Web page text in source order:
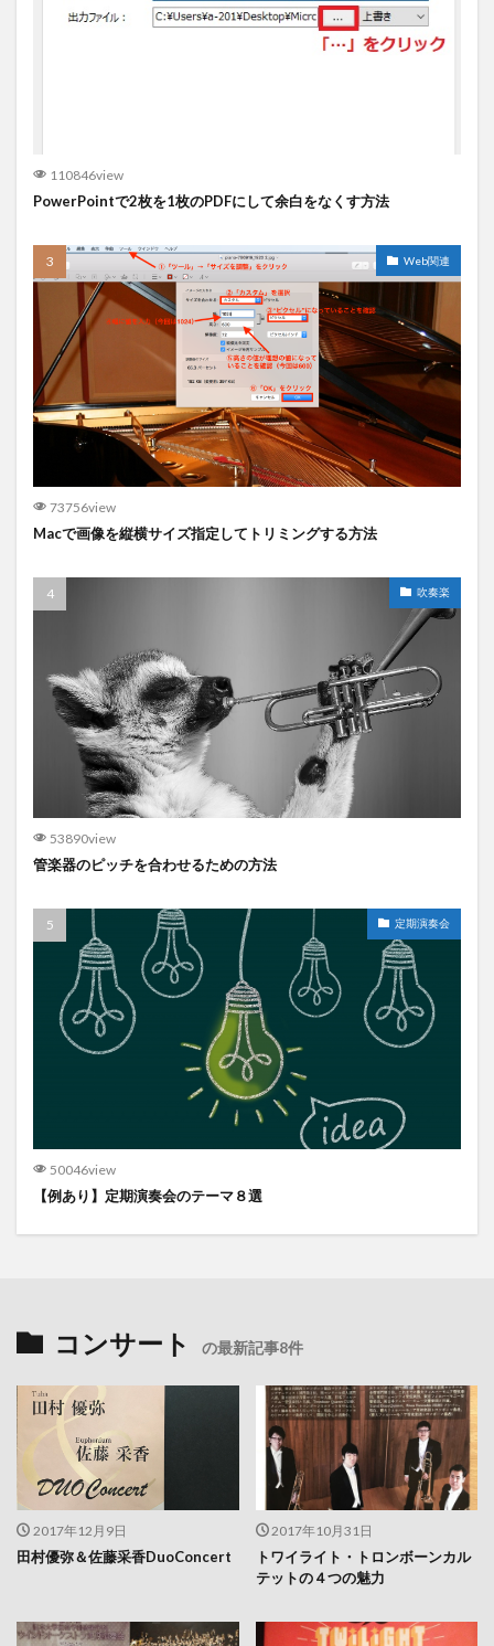
110846view
PowerPointで2枚を1枚のPDFにして余白をなくす方法
Web関連
73756view
Macで画像を縦横サイズ指定してトリミングする方法
吹奏楽
53890view
管楽器のピッチを合わせるための方法
定期演奏会
50046view
【例あり】定期演奏会のテーマ８選
コンサート の最新記事8件
2017年12月9日
田村優弥＆佐藤采香DuoConcert
2017年10月31日
トワイライト・トロンボーンカル
テットの４つの魅力